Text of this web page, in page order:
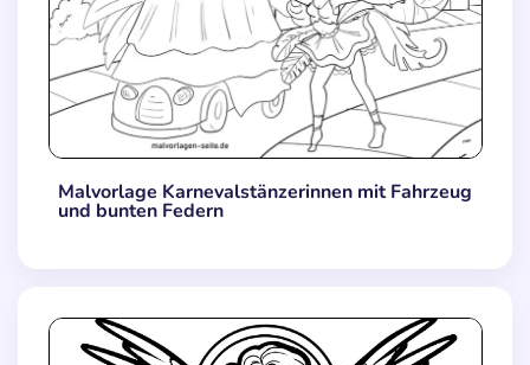
Malvorlage Karnevalstänzerinnen mit Fahrzeug
und bunten Federn